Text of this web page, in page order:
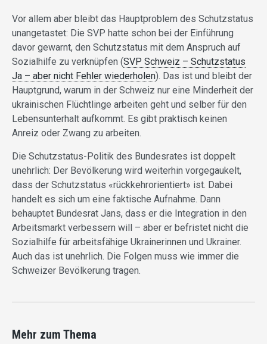
Vor allem aber bleibt das Hauptproblem des Schutzstatus
unangetastet: Die SVP hatte schon bei der Einführung
davor gewarnt, den Schutzstatus mit dem Anspruch auf
Sozialhilfe zu verknüpfen (SVP Schweiz – Schutzstatus
Ja – aber nicht Fehler wiederholen). Das ist und bleibt der
Hauptgrund, warum in der Schweiz nur eine Minderheit der
ukrainischen Flüchtlinge arbeiten geht und selber für den
Lebensunterhalt aufkommt. Es gibt praktisch keinen
Anreiz oder Zwang zu arbeiten.
Die Schutzstatus-Politik des Bundesrates ist doppelt
unehrlich: Der Bevölkerung wird weiterhin vorgegaukelt,
dass der Schutzstatus «rückkehrorientiert» ist. Dabei
handelt es sich um eine faktische Aufnahme. Dann
behauptet Bundesrat Jans, dass er die Integration in den
Arbeitsmarkt verbessern will – aber er befristet nicht die
Sozialhilfe für arbeitsfähige Ukrainerinnen und Ukrainer.
Auch das ist unehrlich. Die Folgen muss wie immer die
Schweizer Bevölkerung tragen.
Mehr zum Thema